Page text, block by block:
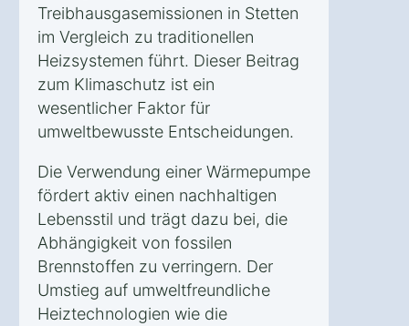
Treibhausgasemissionen in Stetten
im Vergleich zu traditionellen
Heizsystemen führt. Dieser Beitrag
zum Klimaschutz ist ein
wesentlicher Faktor für
umweltbewusste Entscheidungen.
Die Verwendung einer Wärmepumpe
fördert aktiv einen nachhaltigen
Lebensstil und trägt dazu bei, die
Abhängigkeit von fossilen
Brennstoffen zu verringern. Der
Umstieg auf umweltfreundliche
Heiztechnologien wie die